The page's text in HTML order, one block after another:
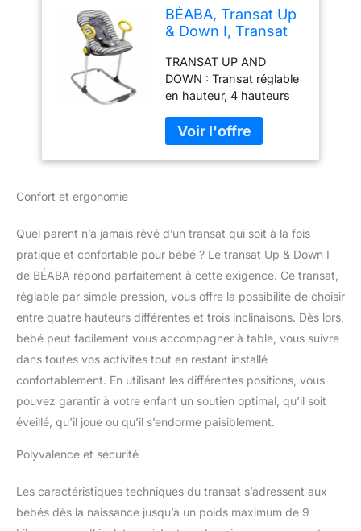
BÉABA, Transat Up
& Down I, Transat
Pression, 4
Hauteurs, 3
Inclinaisons,
Unisexe pour Bébé
et Enfants,
Réducteur de
Naissance, Ultra
TRANSAT UP AND
DOWN : Transat réglable
en hauteur, 4 hauteurs
inclinaison, 3 inclinaisons
possibles. Moderne et
pratique, le transat Up &
découvre pleinement le
monde qui l'entoure
QUATRE POSITIONS :
Quatre positions de
hauteur, réglage de la
hauteur par simples
pressions REDUCTEUR
DE NAISSANCE :
Véritable réducteur de
naissance : ergonomique
et très confortable pour
le nouveau-né cale tête
HARNAIS : Harnais
ajustables et structure
Confort et ergonomie
Quel parent n’a jamais rêvé d’un transat qui soit à la fois
pratique et confortable pour bébé ? Le transat Up & Down I
de BÉABA répond parfaitement à cette exigence. Ce transat,
réglable par simple pression, vous offre la possibilité de choisir
entre quatre hauteurs différentes et trois inclinaisons. Dès lors,
bébé peut facilement vous accompagner à table, vous suivre
dans toutes vos activités tout en restant installé
confortablement. En utilisant les différentes positions, vous
pouvez garantir à votre enfant un soutien optimal, qu’il soit
éveillé, qu’il joue ou qu’il s’endorme paisiblement.
Polyvalence et sécurité
Les caractéristiques techniques du transat s’adressent aux
bébés dès la naissance jusqu’à un poids maximum de 9